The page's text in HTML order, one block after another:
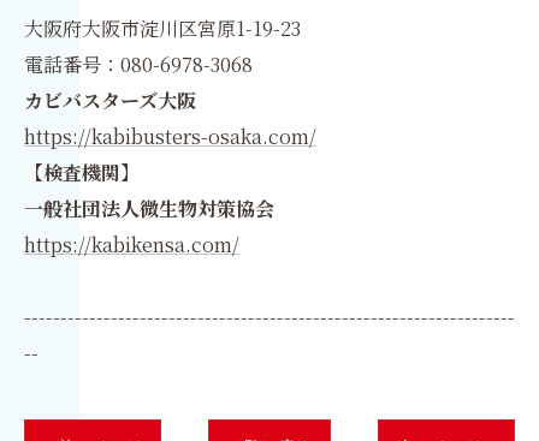
大阪府大阪市淀川区宮原1-19-23
電話番号：080-6978-3068
カビバスターズ大阪
https://kabibusters-osaka.com/
【検査機関】
一般社団法人微生物対策協会
https://kabikensa.com/
--------------------------------------------------------------------
--